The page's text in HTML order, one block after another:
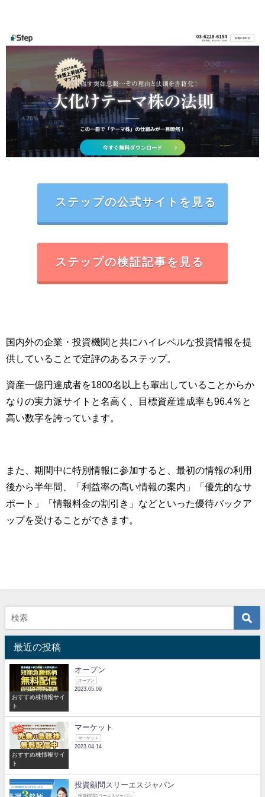
ステップの公式サイトを見る
ステップの検証記事を見る
国内外の企業・投資機関と共にハイレベルな投資情報を提
供していることで定評のあるステップ。
資産一億円達成者を1800名以上も輩出していることからか
なりの実力派サイトと名高く、目標資産達成率も96.4％と
高い数字を誇っています。
また、 期間中に特別情報に参加すると、最初の情報の利用
後から半年間、
「利益率の高い情報の案内」「優先的なサ
ポート」「情報料金の割引き」 などといった優待バックア
ップを受けることができます。
最近の投稿
おすすめ株情報サイ
ト
オープン
オープン
2023.05.09
おすすめ株情報サイ
ト
マーケット
マーケット
2023.04.14
投資顧問スリーエスジャパン
投資顧問スリーエスジャパン